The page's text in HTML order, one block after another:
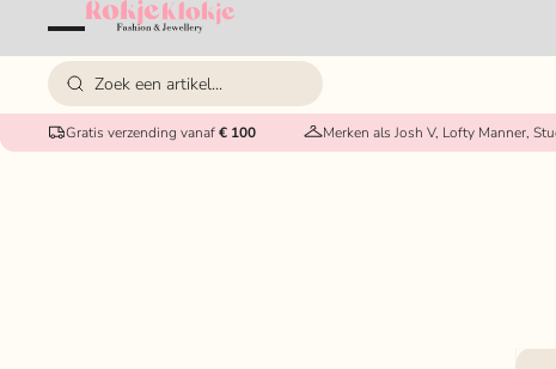
Gratis verzending vanaf€ 100 Merken als Josh V, Lofty Manner,